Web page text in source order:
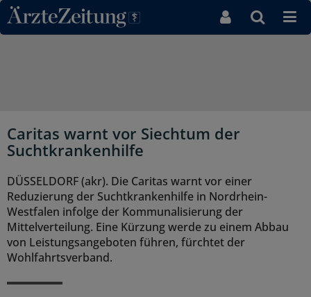
Direkt zum Inhaltsbereich
Caritas warnt vor Siechtum der
Suchtkrankenhilfe
DÜSSELDORF (akr). Die Caritas warnt vor einer
Reduzierung der Suchtkrankenhilfe in Nordrhein-
Westfalen infolge der Kommunalisierung der
Mittelverteilung. Eine Kürzung werde zu einem Abbau
von Leistungsangeboten führen, fürchtet der
Wohlfahrtsverband.